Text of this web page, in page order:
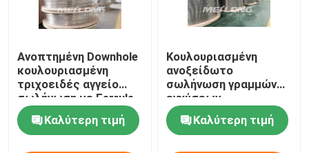
Ανοπτημένη Downhole
κουλουριασμένη
τριχοειδές αγγείο
σωλήνωση με Ferrule
τις συναρμολογήσεις
1 ανοξείδωτη σπείρα
Καλύτερη τιμή
Κουλουριασμένη
ανοξείδωτο
σωλήνωση γραμμών
εγχύσεων
ανοξείδωτου 316L
τριχοειδής χημική
Καλύτερη τιμή